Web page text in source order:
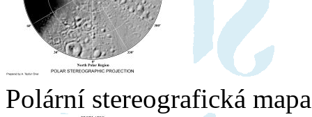
Polární stereografická